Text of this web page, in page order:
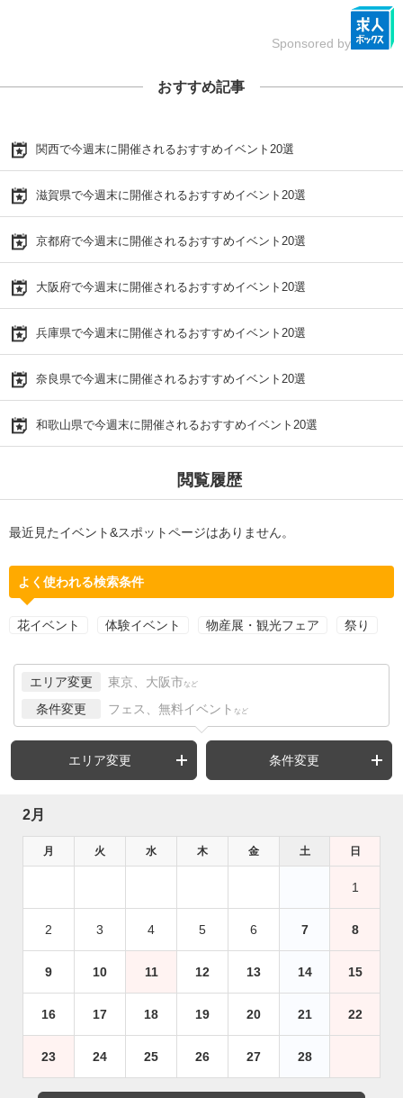
Sponsored by
おすすめ記事
関西で今週末に開催されるおすすめイベント20選
滋賀県で今週末に開催されるおすすめイベント20選
京都府で今週末に開催されるおすすめイベント20選
大阪府で今週末に開催されるおすすめイベント20選
兵庫県で今週末に開催されるおすすめイベント20選
奈良県で今週末に開催されるおすすめイベント20選
和歌山県で今週末に開催されるおすすめイベント20選
閲覧履歴
最近見たイベント&スポットページはありません。
よく使われる検索条件
花イベント 体験イベント 物産展・観光フェア 祭り
エリア変更 東京、大阪市 など
条件変更 フェス、無料イベント など
エリア変更 条件変更
2月
月 火 水 木 金 土 日
1
2 3 4 5 6 7 8
9 10 11 12 13 14 15
16 17 18 19 20 21 22
23 24 25 26 27 28